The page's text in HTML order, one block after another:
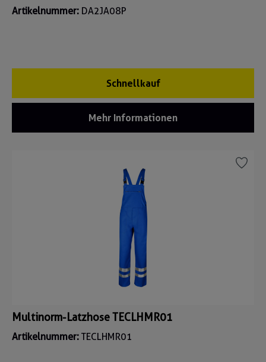
Artikelnummer: DA2JA08P
Schnellkauf
Mehr Informationen
Multinorm-Latzhose TECLHMR01
Artikelnummer: TECLHMR01